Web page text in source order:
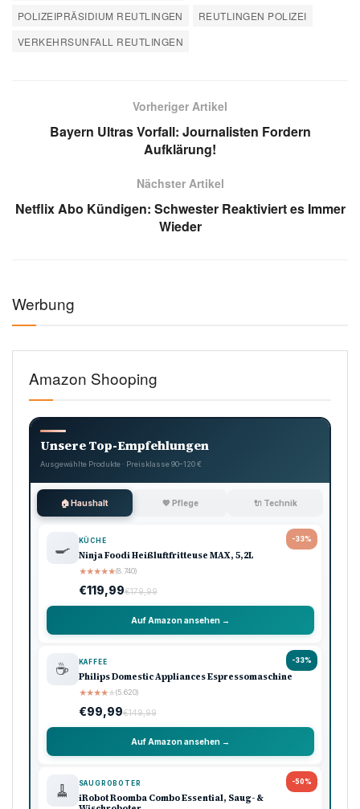
POLIZEIPRÄSIDIUM REUTLINGEN
REUTLINGEN POLIZEI
VERKEHRSUNFALL REUTLINGEN
Vorheriger Artikel
Bayern Ultras Vorfall: Journalisten Fordern
Aufklärung!
Nächster Artikel
Netflix Abo Kündigen: Schwester Reaktiviert es Immer
Wieder
Werbung
Amazon Shooping
Unsere Top-Empfehlungen
Ausgewählte Produkte · Preisklasse 90–120 €
🏠 Haushalt 💖 Pflege 🔌 Technik
-33%
🍳 KÜCHE
Ninja Foodi Heißluftfritteuse MAX, 5,2L
★★★★★(8.740)
€119,99€179,99
Auf Amazon ansehen →
-33%
☕ KAFFEE
Philips Domestic Appliances Espressomaschine
★★★★★(5.620)
€99,99€149,99
Auf Amazon ansehen →
-50%
🧹 SAUGROBOTER
iRobot Roomba Combo Essential, Saug- &